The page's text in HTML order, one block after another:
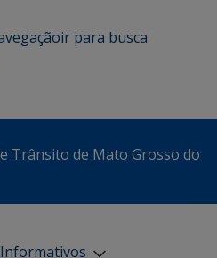
ir para busca
Trânsito de Mato Grosso do
Informativos